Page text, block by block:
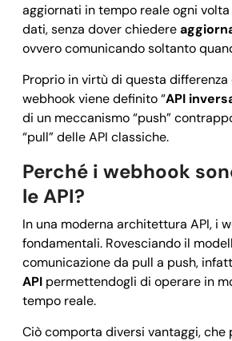
aggiornati in tempo reale ogni
dati, senza dover chiedere
ovvero comunicando soltanto
Proprio in virtù di questa
webhook viene definito “API
di un meccanismo “push”
“pull” delle API classiche.
Perché i webhook
le API?
In una moderna architettura API, i
fondamentali. Rovesciando il
comunicazione da pull a push,
API permettendogli di operare in
tempo reale.
Ciò comporta diversi vantaggi, che